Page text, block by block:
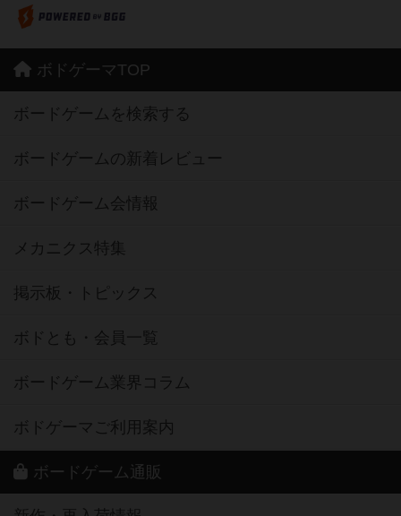
ボドゲーマTOP
ボードゲームを検索する
ボードゲームの新着レビュー
ボードゲーム会情報
メカニクス特集
掲示板・トピックス
ボドとも・会員一覧
ボードゲーム業界コラム
ボドゲーマご利用案内
ボードゲーム通販